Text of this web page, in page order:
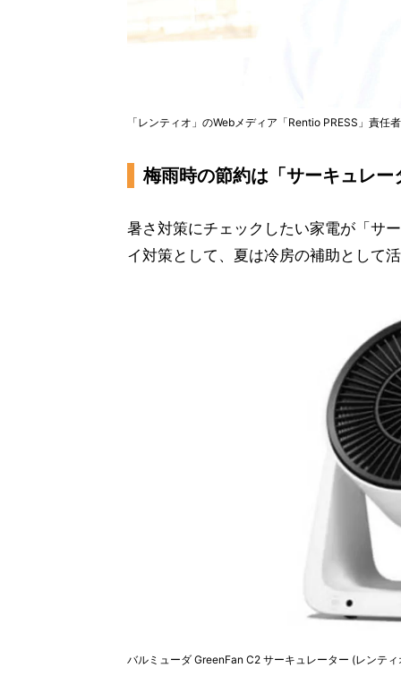
「レンティオ」のWebメディア「Rentio PRESS」責任
梅雨時の節約は「サーキュレー
暑さ対策にチェックしたい家電が「サ
イ対策として、夏は冷房の補助として
バルミューダ GreenFan C2 サーキュレーター (レンテ